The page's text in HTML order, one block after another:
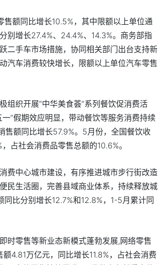
额同比增长10.5%，其中限额以上单位通
别增长27.4%、24.4%、14.3%。商务部指
二手车市场措施，协同相关部门出台支持新
汽车消费较快增长，限额以上单位汽车零售
组织开展“中华美食荟”系列餐饮促消费活
”假期效应明显，带动餐饮等服务消费持续
售额同比增长57.9%。5月份，全国餐饮收
占社会消费品零售总额的10.6%。
费中心城市建设，有序推进城市步行街改造
民生活圈，完善县域商业体系，持续释放城
比分别增长12.7%和12.8%，1-5月累计同
时零售等新业态新模式蓬勃发展,网络零售
4.81万亿元，同比增长11.8%，占社会消费